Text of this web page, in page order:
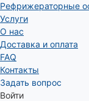
Рефрижераторные
Услуги
О нас
Доставка и оплата
FAQ
Контакты
Задать вопрос
Войти